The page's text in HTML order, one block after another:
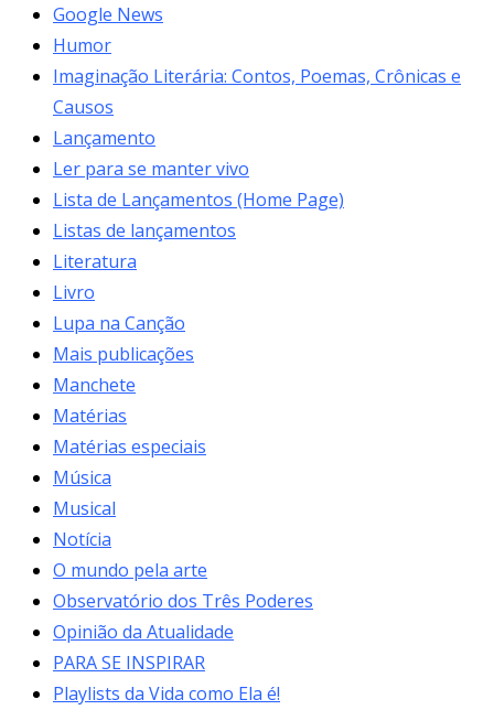
Google News
Humor
Imaginação Literária: Contos, Poemas, Crônicas e
Causos
Lançamento
Ler para se manter vivo
Lista de Lançamentos (Home Page)
Listas de lançamentos
Literatura
Livro
Lupa na Canção
Mais publicações
Manchete
Matérias
Matérias especiais
Música
Musical
Notícia
O mundo pela arte
Observatório dos Três Poderes
Opinião da Atualidade
PARA SE INSPIRAR
Playlists da Vida como Ela é!